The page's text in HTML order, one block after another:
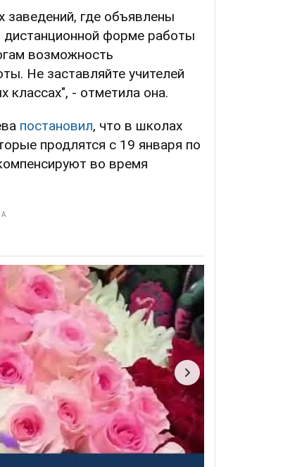
где объявлены
дистанционной форме работы
возможность
Не заставляйте учителей
классах", - отметила она.
постановил, что в школах
продлятся с 19 января по
во время